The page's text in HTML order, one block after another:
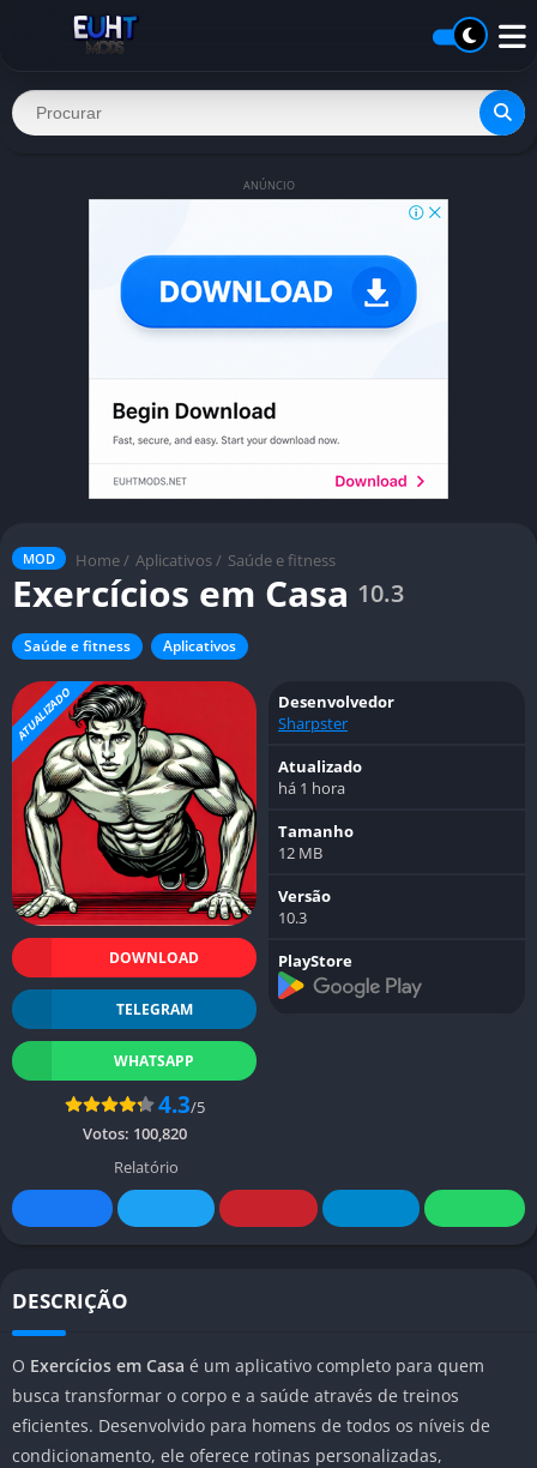
ANÚNCIO
MOD Home / Aplicativos / Saúde e fitness
Exercícios em Casa 10.3
Saúde e fitness Aplicativos
ATUALIZADO
DOWNLOAD
TELEGRAM
WHATSAPP
4.3/5
Votos: 100,820
Relatório
Desenvolvedor
Sharpster
Atualizado
há 1 hora
Tamanho
12 MB
Versão
10.3
PlayStore
DESCRIÇÃO
O Exercícios em Casa é um aplicativo completo para quem
busca transformar o corpo e a saúde através de treinos
eficientes. Desenvolvido para homens de todos os níveis de
condicionamento, ele oferece rotinas personalizadas,